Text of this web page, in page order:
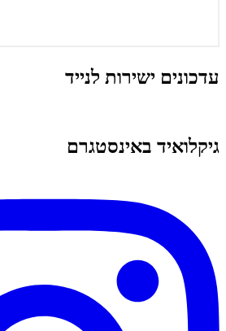
עדכונים ישירות לנייד
גיקלואיד באינסטגרם